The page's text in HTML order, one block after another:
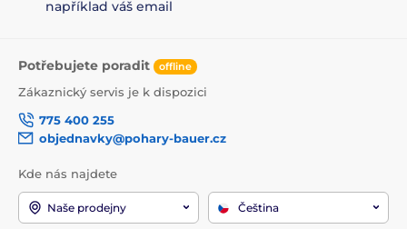
například váš email
Potřebujete poradit offline
Zákaznický servis je k dispozici
775 400 255
objednavky@pohary-bauer.cz
Kde nás najdete
Naše prodejny Čeština